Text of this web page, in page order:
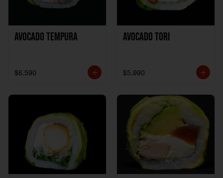
Avocado Tempura
$6.590
Avocado Tori
$5.990